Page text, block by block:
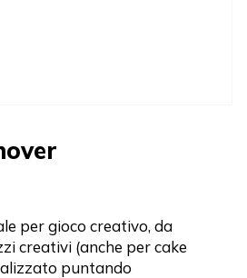
per gioco creativo, da
creativi (anche per cake
puntando